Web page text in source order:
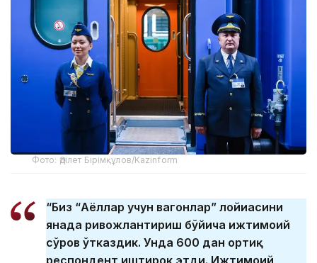
Фото: Әділет Бірімқұлов/Kazinform
“Биз “Аёллар учун вагонлар” лойиҳасини
янада ривожлантириш бўйича ижтимоий
сўров ўтказдик. Унда 600 дан ортиқ